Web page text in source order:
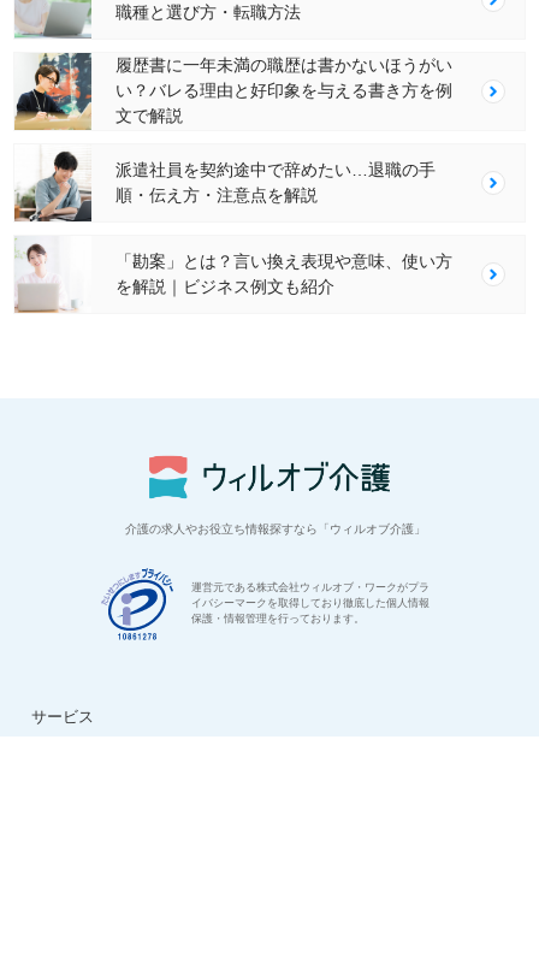
職種と選び方・転職方法
履歴書に一年未満の職歴は書かないほうがい
い？バレる理由と好印象を与える書き方を例
文で解説
派遣社員を契約途中で辞めたい…退職の手
順・伝え方・注意点を解説
「勘案」とは？言い換え表現や意味、使い方
を解説｜ビジネス例文も紹介
介護の求人やお役立ち情報探すなら「ウィルオブ介護」
運営元である株式会社ウィルオブ・ワークがプラ
イバシーマークを取得しており徹底した個人情報
保護・情報管理を行っております。
サービス